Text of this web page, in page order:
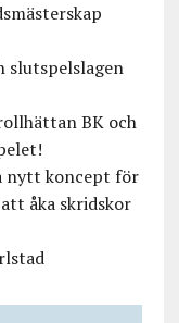
slutspelslagen
BK och
nytt koncept för
åka skridskor